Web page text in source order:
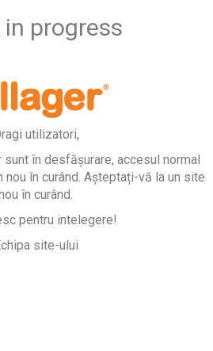
progress
utilizatori,
în desfășurare, accesul normal
în curând. Așteptați-vă la un site
în curând.
pentru intelegere!
site-ului